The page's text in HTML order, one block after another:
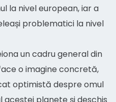
la nivel european, iar a
problematici la nivel
un cadru general din
o imagine concretă,
optimistă despre omul